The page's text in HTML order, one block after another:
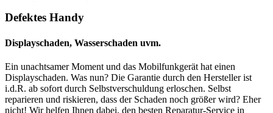
Defektes Handy
Displayschaden, Wasserschaden uvm.
Ein unachtsamer Moment und das Mobilfunkgerät hat einen
Displayschaden. Was nun? Die Garantie durch den Hersteller ist
i.d.R. ab sofort durch Selbstverschuldung erloschen. Selbst
reparieren und riskieren, dass der Schaden noch größer wird? Eher
nicht! Wir helfen Ihnen dabei, den besten Reparatur-Service in